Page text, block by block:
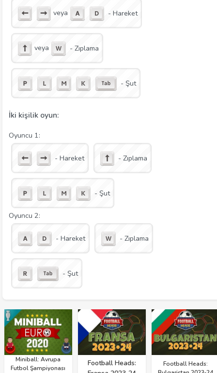
veya - Hareket
veya - Zıplama
- Şut
İki kişilik oyun:
Oyuncu 1:
- Hareket - Zıplama
- Şut
Oyuncu 2:
- Hareket - Zıplama
- Şut
Miniball: Avrupa
Futbol Şampiyonası
Football Heads:
Football Heads: